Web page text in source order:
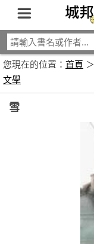
您現在的位置： 首頁 ＞
文學
雪